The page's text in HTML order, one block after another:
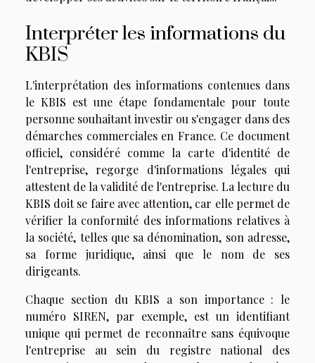
Interpréter les informations du
KBIS
L'interprétation des informations contenues dans
le KBIS est une étape fondamentale pour toute
personne souhaitant investir ou s'engager dans des
démarches commerciales en France. Ce document
officiel, considéré comme la carte d'identité de
l'entreprise, regorge d'informations légales qui
attestent de la validité de l'entreprise. La lecture du
KBIS doit se faire avec attention, car elle permet de
vérifier la conformité des informations relatives à
la société, telles que sa dénomination, son adresse,
sa forme juridique, ainsi que le nom de ses
dirigeants.
Chaque section du KBIS a son importance : le
numéro SIREN, par exemple, est un identifiant
unique qui permet de reconnaître sans équivoque
l'entreprise au sein du registre national des